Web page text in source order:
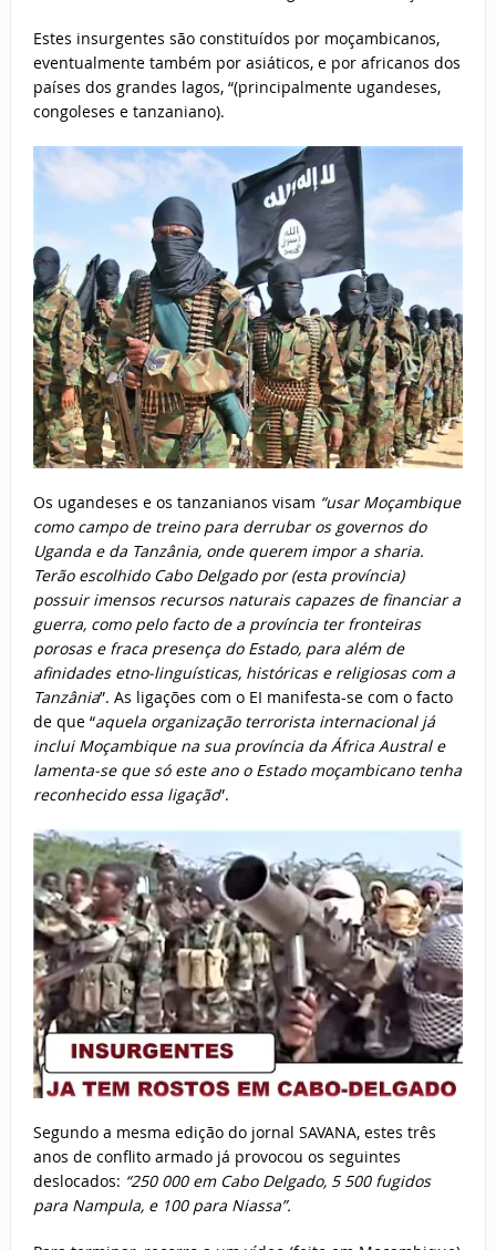
Estes insurgentes são constituídos por moçambicanos,
eventualmente também por asiáticos, e por africanos dos
países dos grandes lagos, “(principalmente ugandeses,
congoleses e tanzaniano).
Os ugandeses e os tanzanianos visam “usar Moçambique
como campo de treino para derrubar os governos do
Uganda e da Tanzânia, onde querem impor a sharia.
Terão escolhido Cabo Delgado por (esta província)
possuir imensos recursos naturais capazes de financiar a
guerra, como pelo facto de a província ter fronteiras
porosas e fraca presença do Estado, para além de
afinidades etno-linguísticas, históricas e religiosas com a
Tanzânia”. As ligações com o EI manifesta-se com o facto
de que “aquela organização terrorista internacional já
inclui Moçambique na sua província da África Austral e
lamenta-se que só este ano o Estado moçambicano tenha
reconhecido essa ligação”.
Segundo a mesma edição do jornal SAVANA, estes três
anos de conflito armado já provocou os seguintes
deslocados: “250 000 em Cabo Delgado, 5 500 fugidos
para Nampula, e 100 para Niassa”.